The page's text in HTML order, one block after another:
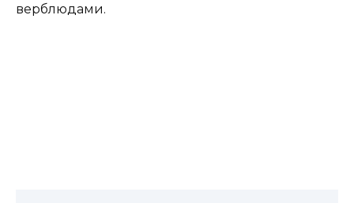
верблюдами.